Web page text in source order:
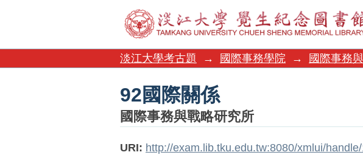
92國際關係
淡江大學考古題
→ 國際事務學院 → 國際事務
92國際關係
國際事務與戰略研究所
URI: http://exam.lib.tku.edu.tw:8080/xmlui/